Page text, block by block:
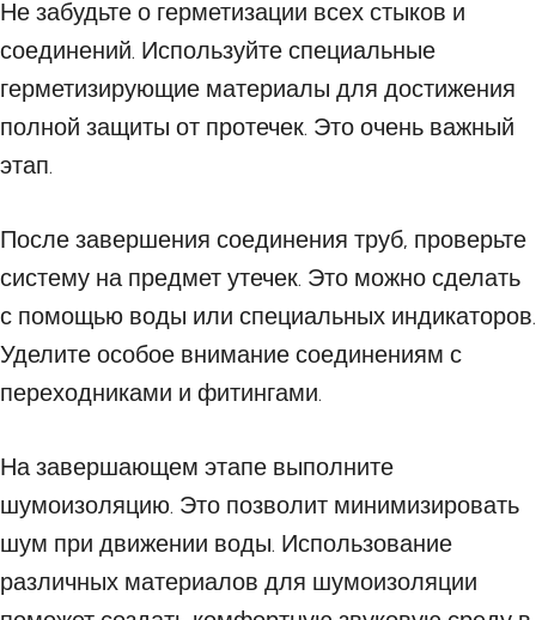
Не забудьте о герметизации всех стыков и
соединений. Используйте специальные
герметизирующие материалы для достижения
полной защиты от протечек. Это очень важный
этап.
После завершения соединения труб, проверьте
систему на предмет утечек. Это можно сделать
с помощью воды или специальных индикаторов.
Уделите особое внимание соединениям с
переходниками и фитингами.
На завершающем этапе выполните
шумоизоляцию. Это позволит минимизировать
шум при движении воды. Использование
различных материалов для шумоизоляции